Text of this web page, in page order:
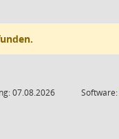
07.08.2026
Software: